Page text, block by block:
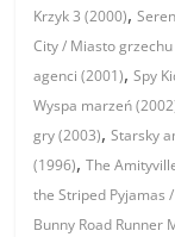
Krzyk 3 (2000),
City / Miasto
agenci (2001),Spy
Wyspa marzeń
gry (2003),Starsky
(1996),The
the Striped Pyjamas
Bunny Road Runner